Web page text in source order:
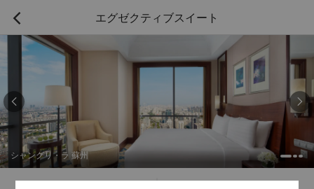
 エグゼクティブスイート
シャングリ・ラ 蘇州
 